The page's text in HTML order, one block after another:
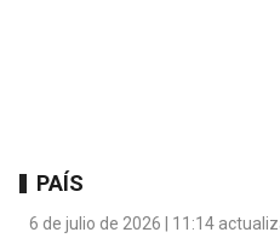
PAÍS
6 de julio de 2026 | 11:14